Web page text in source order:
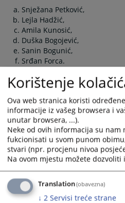
Snježana Petković,
Lejla Hadžić,
Amila Kunosić,
Duška Bogojević,
Sanin Bogunić,
Srđan Forca.
Podršku u radu ovom stalnom
integritet nositelja pravosudnih
Prikazana vijest je na:
Vijest dostupna još na
4750
Korištenje
Ova web stranica koristi
informacije iz vašeg browsera i
unutar browsera, ...).
Neke od ovih informacija su
fukcionisati u svom punom
stvari (npr. procjenu nivoa
Na ovom mjestu možete
Translation(obavezna)
↓ 2 Servisi treće strane